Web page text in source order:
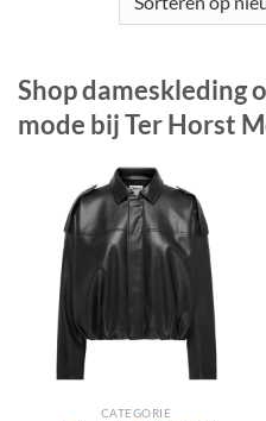
Shop dameskleding
mode bij Ter Horst
CATEGORIE